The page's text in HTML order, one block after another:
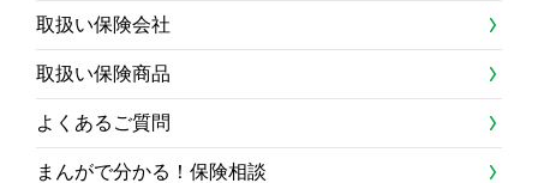
取扱い保険会社
取扱い保険商品
よくあるご質問
まんがで分かる！保険相談